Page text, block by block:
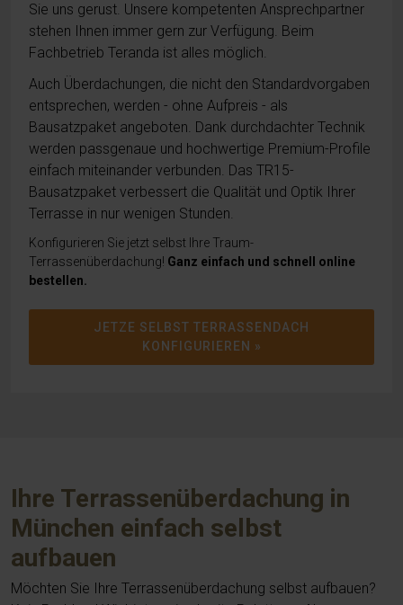
Sie uns gerust. Unsere kompetenten Ansprechpartner
stehen Ihnen immer gern zur Verfügung. Beim
Fachbetrieb Teranda ist alles möglich.
Auch Überdachungen, die nicht den Standardvorgaben
entsprechen, werden - ohne Aufpreis - als
Bausatzpaket angeboten. Dank durchdachter Technik
werden passgenaue und hochwertige Premium-Profile
einfach miteinander verbunden. Das TR15-
Bausatzpaket verbessert die Qualität und Optik Ihrer
Terrasse in nur wenigen Stunden.
Konfigurieren Sie jetzt selbst Ihre Traum-
Terrassenüberdachung! Ganz einfach und schnell online
bestellen.
JETZE SELBST TERRASSENDACH
KONFIGURIEREN »
Ihre Terrassenüberdachung in
München einfach selbst
aufbauen
Möchten Sie Ihre Terrassenüberdachung selbst aufbauen?